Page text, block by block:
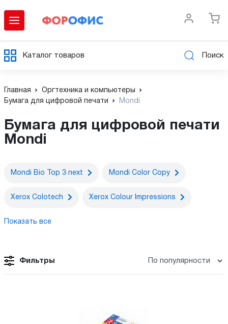
Каталог товаров Поиск
Главная
Оргтехника и компьютеры
Бумага для цифровой печати
Mondi
Бумага для цифровой печати
Mondi
Mondi Bio Top 3 next Mondi Color Copy
Xerox Colotech Xerox Colour Impressions
Показать все
Фильтры